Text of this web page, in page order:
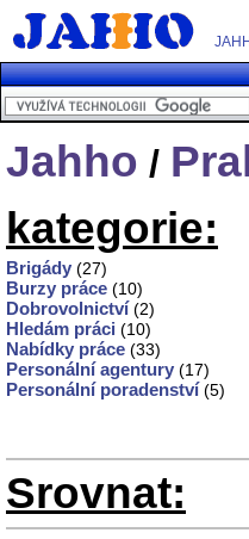
Jahho /
kategorie:
Brigády (27)
Burzy práce (10)
Dobrovolnictví (2)
Hledám práci (10)
Nabídky práce (33)
Personální agentury (17)
Personální poradenství (5)
Srovnat: